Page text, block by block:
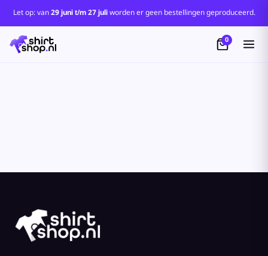
Let op: van29 juni t/m 27 juliworden er geen bestellingen geproduceerd.
0
Standaard
Price: Lowest First
Price: Highest First